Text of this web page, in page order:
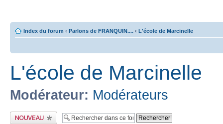
Index du forum ‹ Parlons de FRANQUIN.... ‹ L'école de Marcinelle
L'école de Marcinelle
Modérateur: Modérateurs
Publier un nouveau
sujet